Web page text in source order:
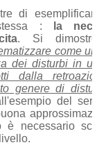
di
:
la
. Si
come un
dei disturbi in
dalla
genere di
del
è necessario